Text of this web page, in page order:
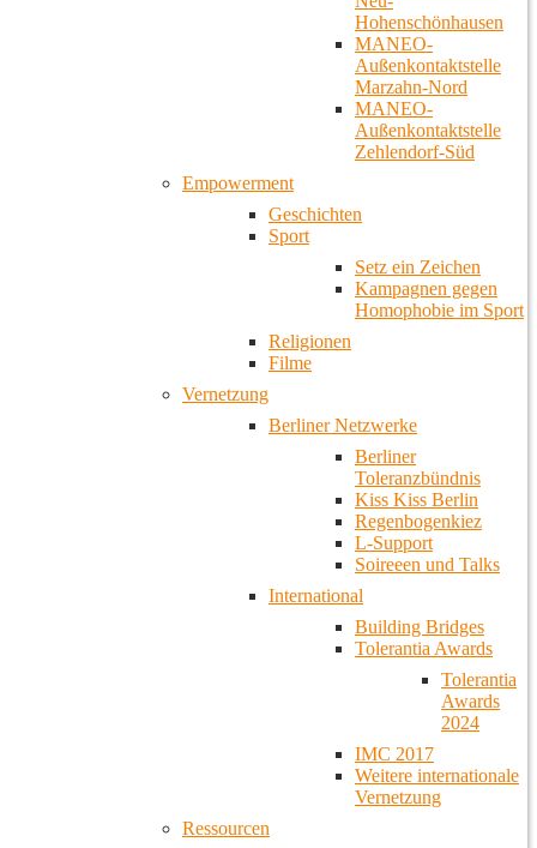
Hohenschönhausen
MANEO-
Außenkontaktstelle
Marzahn-Nord
MANEO-
Außenkontaktstelle
Zehlendorf-Süd
Empowerment
Geschichten
Sport
Setz ein Zeichen
Kampagnen gegen
Homophobie im Sport
Religionen
Filme
Vernetzung
Berliner Netzwerke
Berliner
Toleranzbündnis
Kiss Kiss Berlin
Regenbogenkiez
L-Support
Soireeen und Talks
International
Building Bridges
Tolerantia Awards
Tolerantia
Awards
2024
IMC 2017
Weitere internationale
Vernetzung
Ressourcen